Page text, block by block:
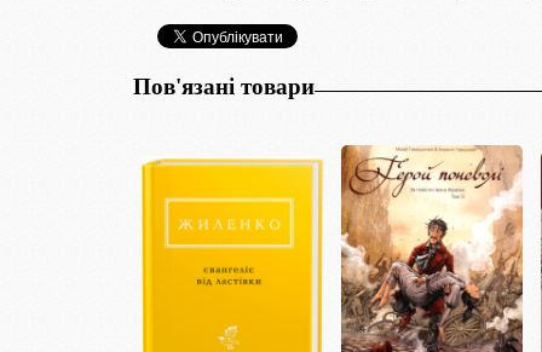
Пов'язані товари